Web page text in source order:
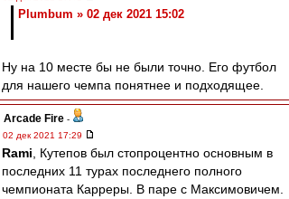
Plumbum » 02 дек 2021 15:02
Ну на 10 месте бы не были точно. Его футбол
для нашего чемпа понятнее и подходящее.
Arcade Fire -
02 дек 2021 17:29
Rami , Кутепов был стопроцентно основным в
последних 11 турах последнего полного
чемпионата Карреры. В паре с Максимовичем.